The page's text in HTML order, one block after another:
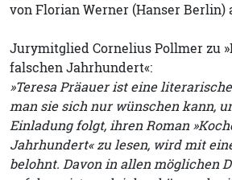
von Florian Werner (Hanser Berlin)
Jurymitglied Cornelius Pollmer zu
falschen Jahrhundert«:
»Teresa Präauer ist eine
man sie sich nur wünschen kann,
Einladung folgt, ihren Roman
Jahrhundert« zu lesen, wird mit
belohnt. Davon in allen möglichen